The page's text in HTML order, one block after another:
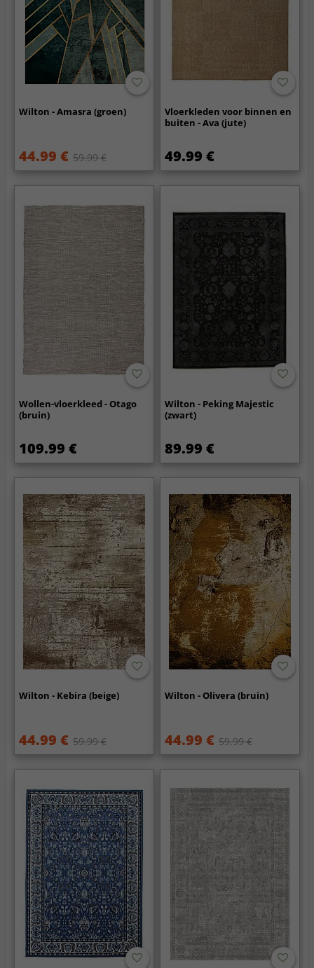
Wilton - Amasra (groen)
44.99 € 59.99 €
Vloerkleden voor binnen en
buiten - Ava (jute)
49.99 €
Wollen-vloerkleed - Otago
(bruin)
109.99 €
Wilton - Peking Majestic
(zwart)
89.99 €
Wilton - Kebira (beige)
44.99 € 59.99 €
Wilton - Olivera (bruin)
44.99 € 59.99 €